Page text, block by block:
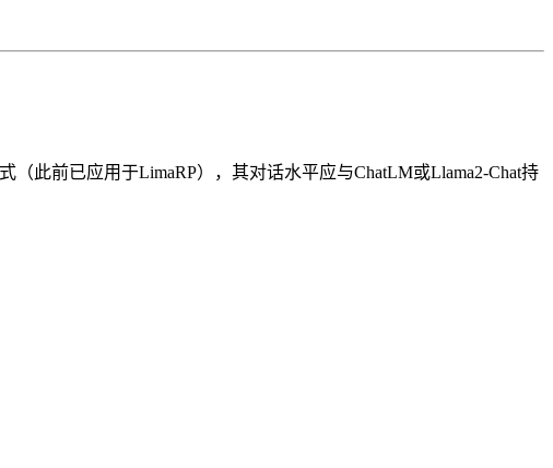
此前已应用于LimaRP），其对话水平应与ChatLM或Llama2-Chat持